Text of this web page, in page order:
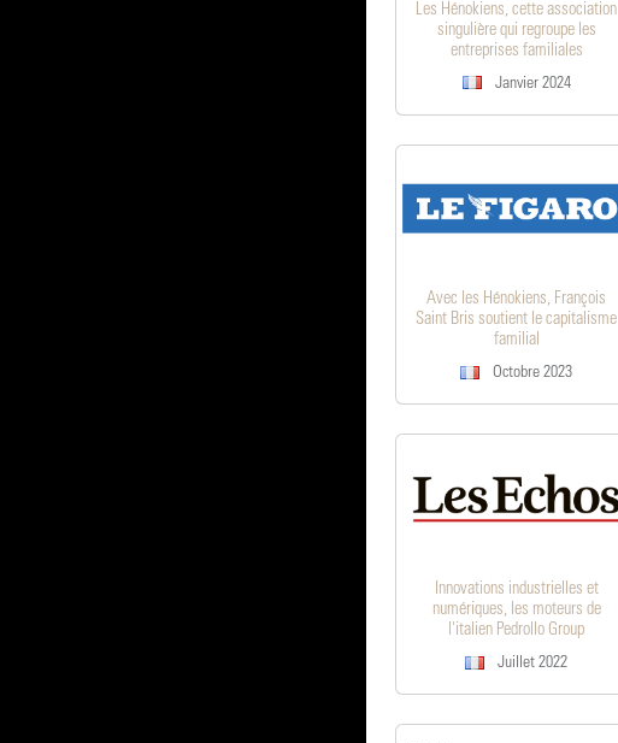
Les Hénokiens, cette association
singulière qui regroupe les
entreprises familiales
Janvier 2024
Avec les Hénokiens, François
Saint Bris soutient le capitalisme
familial
Octobre 2023
Innovations industrielles et
numériques, les moteurs de
l'italien Pedrollo Group
Juillet 2022